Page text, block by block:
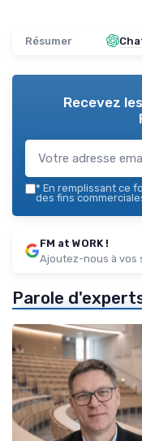
Résumer
Recevez
* En remplissant ce
des fins
FM at WORK !
Ajoutez-nous à vos
Parole